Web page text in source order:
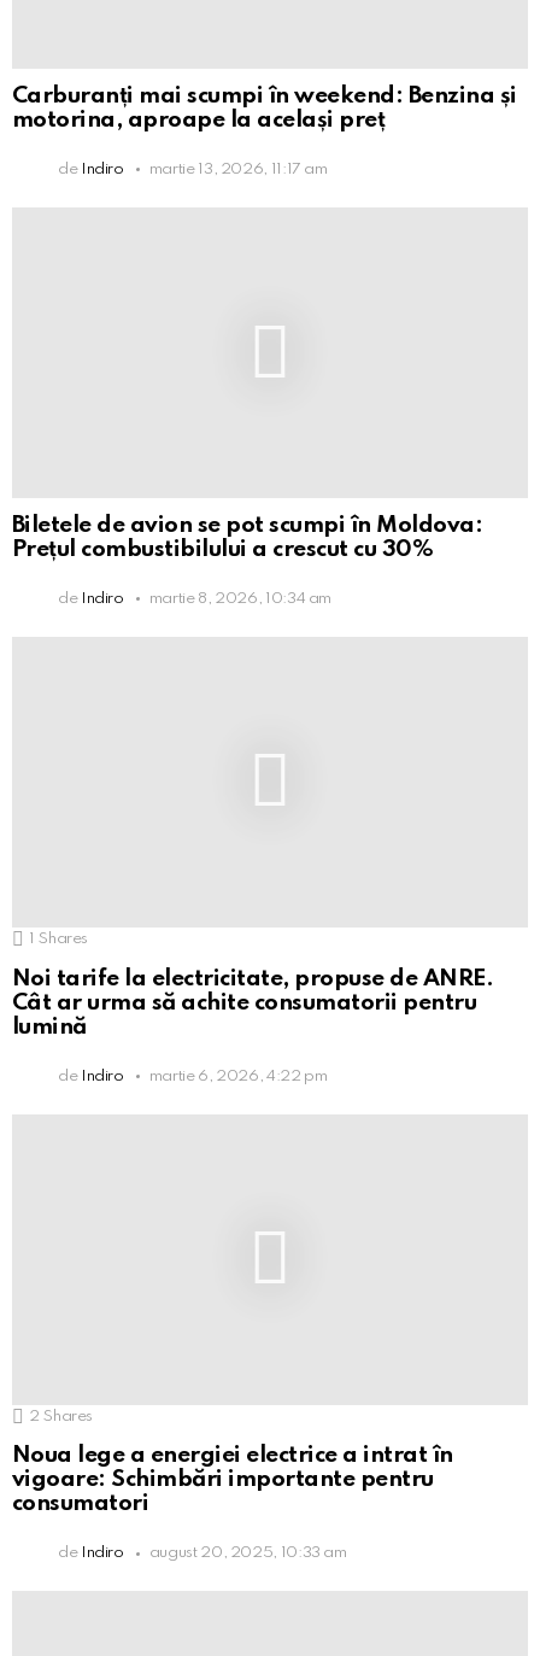
Carburanți mai scumpi în weekend: Benzina și
motorina, aproape la același preț
de Indiro martie 13, 2026, 11:17 am
Biletele de avion se pot scumpi în Moldova:
Prețul combustibilului a crescut cu 30%
de Indiro martie 8, 2026, 10:34 am
1 Shares
Noi tarife la electricitate, propuse de ANRE.
Cât ar urma să achite consumatorii pentru
lumină
de Indiro martie 6, 2026, 4:22 pm
2 Shares
Noua lege a energiei electrice a intrat în
vigoare: Schimbări importante pentru
consumatori
de Indiro august 20, 2025, 10:33 am